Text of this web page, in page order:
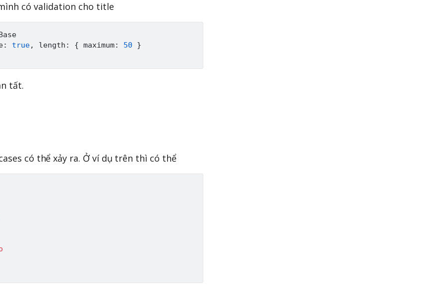
có validation cho title
Base
: true, length : { maximum: 50
}
tất.
có thể xảy ra. Ở ví dụ trên thì có thể